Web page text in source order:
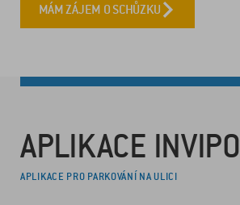
MÁM ZÁJEM O SCHŮZKU
APLIKACE INVIPO
APLIKACE PRO PARKOVÁNÍ NA ULICI